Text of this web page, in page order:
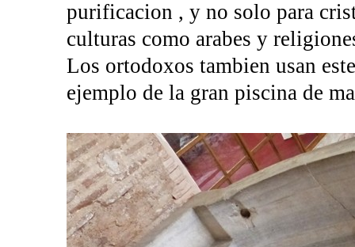
purificacion , y no solo para
culturas como arabes y
Los ortodoxos tambien usan
ejemplo de la gran piscina de